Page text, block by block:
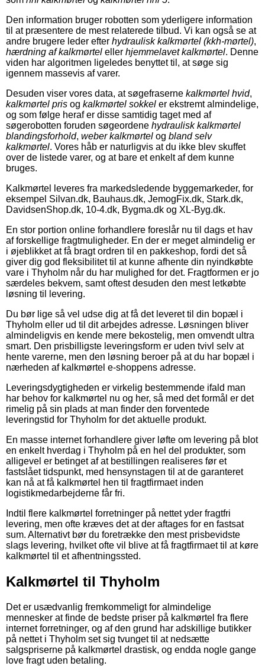
Den information bruger robotten som yderligere information
til at præsentere de mest relaterede tilbud. Vi kan også se at
andre brugere leder efter hydraulisk kalkmørtel (kkh-mørtel),
hærdning af kalkmørtel eller hjemmelavet kalkmørtel. Denne
viden har algoritmen ligeledes benyttet til, at søge sig
igennem massevis af varer.
Desuden viser vores data, at søgefraserne kalkmørtel hvid,
kalkmørtel pris og kalkmørtel sokkel er ekstremt almindelige,
og som følge heraf er disse samtidig taget med af
søgerobotten foruden søgeordene hydraulisk kalkmørtel
blandingsforhold, weber kalkmørtel og bland selv
kalkmørtel. Vores håb er naturligvis at du ikke blev skuffet
over de listede varer, og at bare et enkelt af dem kunne
bruges.
Kalkmørtel leveres fra markedsledende byggemarkeder, for
eksempel Silvan.dk, Bauhaus.dk, JemogFix.dk, Stark.dk,
DavidsenShop.dk, 10-4.dk, Bygma.dk og XL-Byg.dk.
En stor portion online forhandlere foreslår nu til dags et hav
af forskellige fragtmuligheder. En der er meget almindelig er
i øjeblikket at få bragt ordren til en pakkeshop, fordi det så
giver dig god fleksibilitet til at kunne afhente din nyindkøbte
vare i Thyholm når du har mulighed for det. Fragtformen er jo
særdeles bekvem, samt oftest desuden den mest letkøbte
løsning til levering.
Du bør lige så vel udse dig at få det leveret til din bopæl i
Thyholm eller ud til dit arbejdes adresse. Løsningen bliver
almindeligvis en kende mere bekostelig, men omvendt ultra
smart. Den prisbilligste leveringsform er uden tvivl selv at
hente varerne, men den løsning beroer på at du har bopæl i
nærheden af kalkmørtel e-shoppens adresse.
Leveringsdygtigheden er virkelig bestemmende ifald man
har behov for kalkmørtel nu og her, så med det formål er det
rimelig på sin plads at man finder den forventede
leveringstid for Thyholm for det aktuelle produkt.
En masse internet forhandlere giver løfte om levering på blot
en enkelt hverdag i Thyholm på en hel del produkter, som
alligevel er betinget af at bestillingen realiseres før et
fastslået tidspunkt, med hensynstagen til at de garanteret
kan nå at få kalkmørtel hen til fragtfirmaet inden
logistikmedarbejderne får fri.
Indtil flere kalkmørtel forretninger på nettet yder fragtfri
levering, men ofte kræves det at der aftages for en fastsat
sum. Alternativt bør du foretrække den mest prisbevidste
slags levering, hvilket ofte vil blive at få fragtfirmaet til at køre
kalkmørtel til et afhentningssted.
Kalkmørtel til Thyholm
Det er usædvanlig fremkommeligt for almindelige
mennesker at finde de bedste priser på kalkmørtel fra flere
internet forretninger, og af den grund har adskillige butikker
på nettet i Thyholm set sig tvunget til at nedsætte
salgspriserne på kalkmørtel drastisk, og endda nogle gange
love fragt uden betaling.